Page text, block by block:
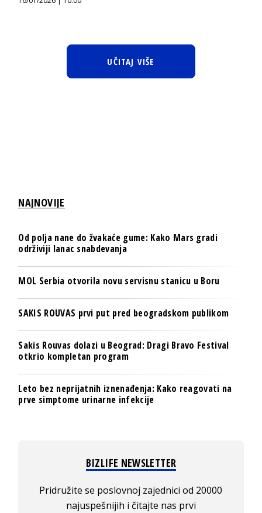
UČITAJ VIŠE
NAJNOVIJE
Od polja nane do žvakaće gume: Kako Mars gradi
održiviji lanac snabdevanja
MOL Serbia otvorila novu servisnu stanicu u Boru
SAKIS ROUVAS prvi put pred beogradskom publikom
Sakis Rouvas dolazi u Beograd: Dragi Bravo Festival
otkrio kompletan program
Leto bez neprijatnih iznenađenja: Kako reagovati na
prve simptome urinarne infekcije
BIZLIFE NEWSLETTER
Pridružite se poslovnoj zajednici od 20000
najuspešnijih i čitajte nas prvi